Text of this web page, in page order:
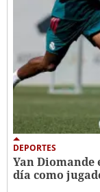
DEPORTES
Yan Diomande
día como